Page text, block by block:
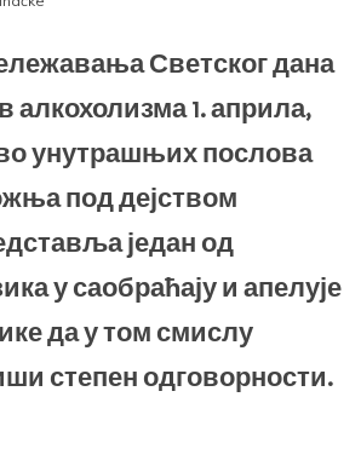
Светског дана
алкохолизма 1. априла,
унутрашњих послова
под дејством
један од
у саобраћају и апелује
да у том смислу
степен одговорности.